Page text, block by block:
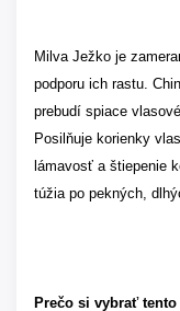
Milva Ježko je
podporu ich rastu.
prebudí spiace
Posilňuje korienky
lámavosť a štiepenie
túžia po pekných,
Prečo si vybrať tento